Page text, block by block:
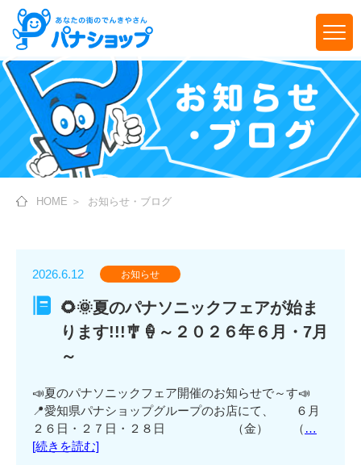
HOME ＞ お知らせ・ブログ
2026.6.12 お知らせ
🌻🌞夏のパナソニックフェアが始ま
ります!!!🎐🍦～２０２６年６月・7月
～
📣夏のパナソニックフェア開催のお知らせで～す📣
📍愛知県パナショップグループのお店にて、 ６月
２６日・２７日・２８日 （金） （ …
[続きを読む]